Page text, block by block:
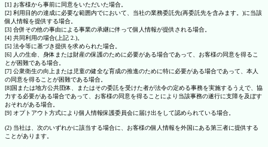
[1] お客様から事前に同意をいただいた場合。
[2] 利用目的の達成に必要な範囲内でにおいて、当社の業務委託先(再委託先を含みます。)に当該
個人情報を提供する場合。
[3] 合併その他の事由による事業の承継に伴って個人情報が提供される場合。
[4] 共同利用の場合(上記 2.)。
[5] 法令等に基づき提供を求められた場合。
[6] 人の生命、身体または財産の保護のために必要がある場合であって、お客様の同意を得るこ
とが困難である場合。
[7] 公衆衛生の向上または児童の健全な育成の推進のために特に必要がある場合であって、本人
の同意を得ることが困難である場合。
[8]国または地方公共団体、またはその委託を受けた者が法令の定める事務を実施するうえで、協
力する必要がある場合であって、お客様の同意を得ることにより当該事務の遂行に支障を及ぼす
おそれがある場合。
[9] オプトアウト方式により個人情報保護委員会に届け出をして認められている場合。
(2) 当社は、次のいずれかに該当する場合に、お客様の個人情報を外国にある第三者に提供する
ことがあります。